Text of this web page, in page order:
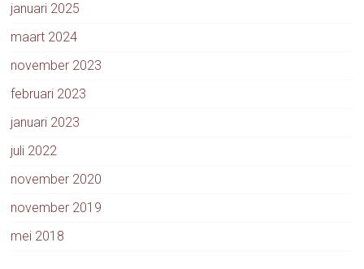
januari 2025
maart 2024
november 2023
februari 2023
januari 2023
juli 2022
november 2020
november 2019
mei 2018